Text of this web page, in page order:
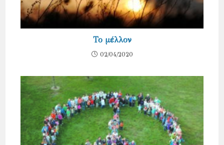
Το μέλλον
02/04/2020